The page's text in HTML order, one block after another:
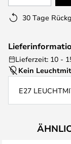
30 Tage
Lieferzeit: 10 -
Kein
E27